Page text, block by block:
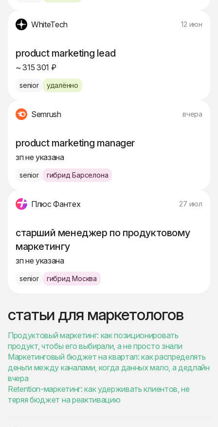
WhiteTech 12 июн
product marketing lead
~ 315 301 ₽
senior удалённо
Semrush вчера
product marketing manager
зп не указана
senior гибрид Барселона
Плюс Фантех 27 июл
старший менеджер по продуктовому
маркетингу
зп не указана
senior гибрид Москва
статьи для маркетологов
Продуктовый маркетинг: как позиционировать
продукт, чтобы его выбирали, а не просто знали
Маркетинговый бюджет на квартал: как распределять
деньги между каналами, когда данных мало, а дедлайн
вчера
Retention-маркетинг: как удерживать клиентов, не
теряя бюджет на реактивацию